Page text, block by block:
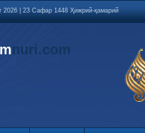
2026 | 23 Сафар 1448 Ҳижрий-қамарий
nuri.com